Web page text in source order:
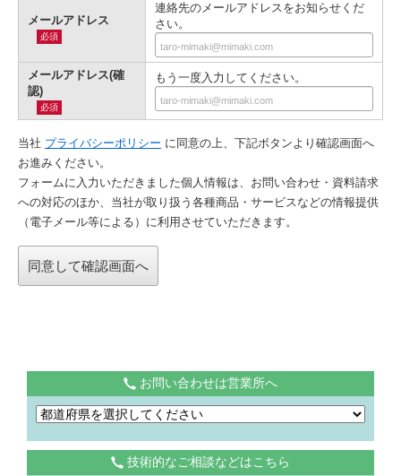
メールアドレス
必須
連絡先のメールアドレスをお知らせくだ
さい。
メールアドレス(確
認)
必須
もう一度入力してください。
当社 プライバシーポリシー に同意の上、下記ボタンより確認画⾯へ
お進みください。
フォームに入力いただきました個人情報は、お問い合わせ・資料請求
への対応のほか、当社が取り扱う各種商品・サービスなどの情報提供
（電子メール等による）に利用させていただきます。
お問い合わせは営業所へ
技術的なご相談などはこちら